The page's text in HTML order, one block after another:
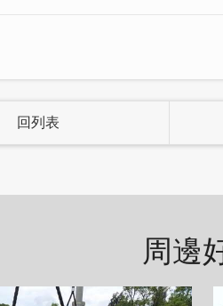
，激發出不的排列組合，原
單的美好，歡迎您來金門作
情好客的情感。金門不僅擁
回列表
周邊